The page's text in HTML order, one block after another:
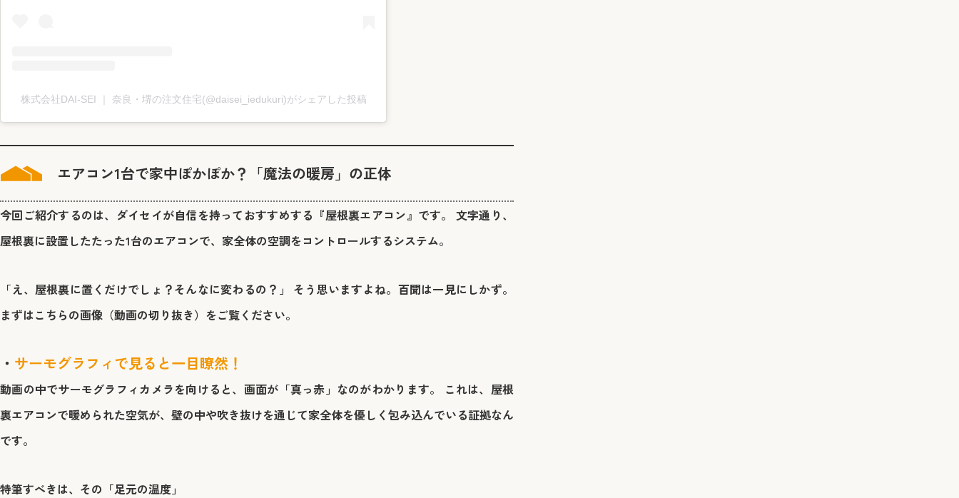
株式会社DAI-SEI ｜ 奈良・堺の注文住宅(@daisei_iedukuri)がシェアした投稿
エアコン1台で家中ぽかぽか？「魔法の暖房」の正体
今回ご紹介するのは、ダイセイが自信を持っておすすめする『屋根裏エアコン』です。 文字通り、
屋根裏に設置したたった1台のエアコンで、家全体の空調をコントロールするシステム。
「え、屋根裏に置くだけでしょ？そんなに変わるの？」 そう思いますよね。百聞は一見にしかず。
まずはこちらの画像（動画の切り抜き）をご覧ください。
サーモグラフィで見ると一目瞭然！
動画の中でサーモグラフィカメラを向けると、画面が「真っ赤」なのがわかります。 これは、屋根
裏エアコンで暖められた空気が、壁の中や吹き抜けを通じて家全体を優しく包み込んでいる証拠なん
です。
特筆すべきは、その「足元の温度」